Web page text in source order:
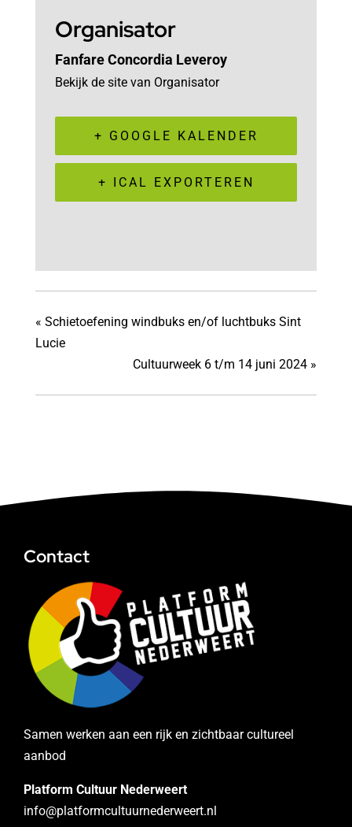
Organisator
Fanfare Concordia Leveroy
Bekijk de site van Organisator
+ GOOGLE KALENDER
+ ICAL EXPORTEREN
« Schietoefening windbuks en/of luchtbuks Sint
Lucie
Cultuurweek 6 t/m 14 juni 2024 »
Contact
Samen werken aan een rijk en zichtbaar cultureel
aanbod
Platform Cultuur Nederweert
info@platformcultuurnederweert.nl